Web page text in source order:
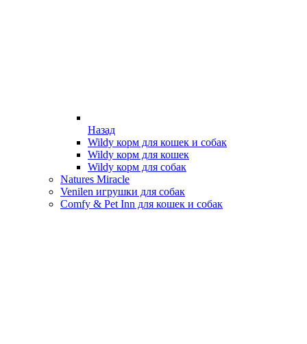
Назад
Wildy корм для кошек и собак
Wildy корм для кошек
Wildy корм для собак
Natures Miracle
Venilen игрушки для собак
Comfy & Pet Inn для кошек и собак